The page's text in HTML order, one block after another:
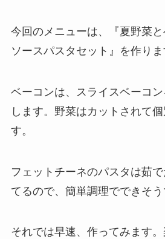
今回のメニューは、『夏野菜
ソースパスタセット』を作りま
ベーコンは、スライスベーコ
します。野菜はカットされて
す。
フェットチーネのパスタは茹
てるので、簡単調理でできそう
それでは早速、作ってみます